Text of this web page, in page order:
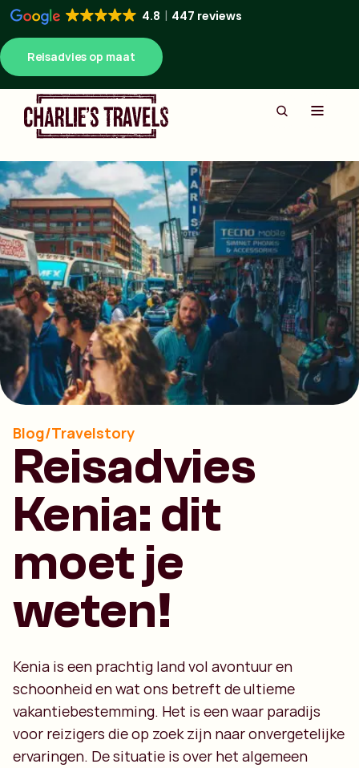
4.8 447 reviews
Reisadvies op maat
Blog/Travelstory
Reisadvies
Kenia: dit
moet je
weten!
Kenia is een prachtig land vol avontuur en
schoonheid en wat ons betreft de ultieme
vakantiebestemming. Het is een waar paradijs
voor reizigers die op zoek zijn naar onvergetelijke
ervaringen. De situatie is over het algemeen